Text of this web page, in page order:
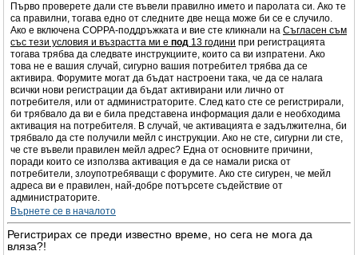
Първо проверете дали сте въвели правилно името и паролата си. Ако те
са правилни, тогава едно от следните две неща може би се е случило.
Ако е включена COPPA-поддръжката и вие сте кликнали на Съгласен съм
със тези условия и възрастта ми е под 13 години при регистрацията
тогава трябва да следвате инструкциите, които са ви изпратени. Ако
това не е вашия случай, сигурно вашия потребител трябва да се
активира. Форумите могат да бъдат настроени така, че да се налага
всички нови регистрации да бъдат активирани или лично от
потребителя, или от администраторите. След като сте се регистрирали,
би трябвало да ви е била представена информация дали е необходима
активация на потребителя. В случай, че активацията е задължителна, би
трябвало да сте получили мейл с инструкции. Ако не сте, сигурни ли сте,
че сте въвели правилен мейл адрес? Една от основните причини,
поради които се използва активация е да се намали риска от
потребители, злоупотребяващи с форумите. Ако сте сигурен, че мейл
адреса ви е правилен, най-добре потърсете съдействие от
администраторите.
Върнете се в началото
Регистрирах се преди известно време, но сега не мога да
вляза?!